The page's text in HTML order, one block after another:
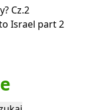
Cz.2
Israel part 2